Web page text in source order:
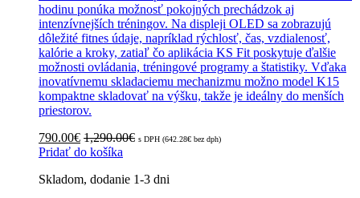
hodinu ponúka možnosť pokojných prechádzok aj
intenzívnejších tréningov. Na displeji OLED sa zobrazujú
dôležité fitnes údaje, napríklad rýchlosť, čas, vzdialenosť,
kalórie a kroky, zatiaľ čo aplikácia KS Fit poskytuje ďalšie
možnosti ovládania, tréningové programy a štatistiky. Vďaka
inovatívnemu skladaciemu mechanizmu možno model K15
kompaktne skladovať na výšku, takže je ideálny do menších
priestorov.
790.00€ 1,290.00€ s DPH (642.28€ bez dph)
Pridať do košíka
Skladom, dodanie 1-3 dni